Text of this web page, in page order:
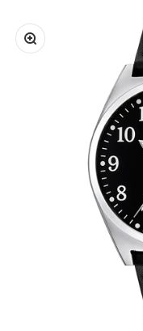
Zoomer sur l'image